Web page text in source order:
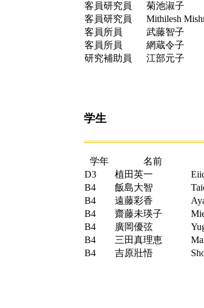
客員研究員
菊池淑子
客員研究員
Mithilesh
客員所員
武藤智子
客員所員
網蔵令子
研究補助員
江部元子
学生
学年 名前
D3
植田英一
B4
飯島大智
B4
遠藤彩香
B4
齋藤未瑛子
B4
廣岡優弦
B4
三田真理恵
B4
吉原壯悟